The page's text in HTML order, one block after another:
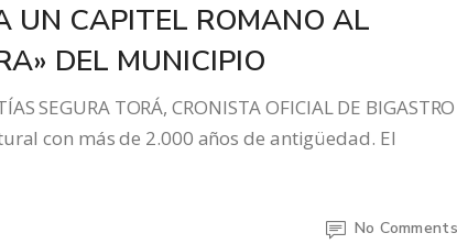
UN CAPITEL ROMANO AL
DEL MUNICIPIO
SEGURA TORÁ, CRONISTA OFICIAL DE BIGASTRO
con más de 2.000 años de antigüedad. El
No Comments